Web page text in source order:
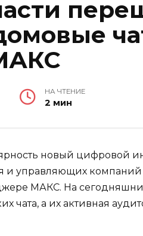
НА ЧТЕНИЕ
2 мин
новый цифровой
и управляющих
МАКС. На
чата, а их активная